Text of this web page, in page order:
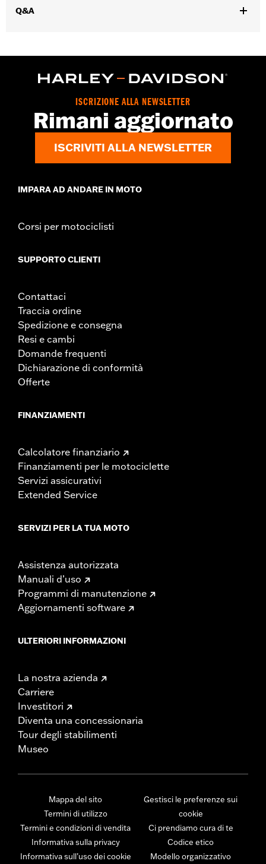
d.com/warranty
Q&A
ISCRIZIONE ALLA NEWSLETTER
Rimani aggiornato
ISCRIVITI ALLA NEWSLETTER
IMPARA AD ANDARE IN MOTO
Corsi per motociclisti
SUPPORTO CLIENTI
Contattaci
Traccia ordine
Spedizione e consegna
Resi e cambi
Domande frequenti
Dichiarazione di conformità
Offerte
FINANZIAMENTI
Calcolatore finanziario
Finanziamenti per le motociclette
Servizi assicurativi
Extended Service
SERVIZI PER LA TUA MOTO
Assistenza autorizzata
Manuali d’uso
Programmi di manutenzione
Aggiornamenti software
ULTERIORI INFORMAZIONI
La nostra azienda
Carriere
Investitori
Diventa una concessionaria
Tour degli stabilimenti
Museo
Mappa del sito
Termini di utilizzo
Termini e condizioni di vendita
Informativa sulla privacy
Informativa sull’uso dei cookie
Gestisci le preferenze sui
cookie
Ci prendiamo cura di te
Codice etico
Modello organizzativo